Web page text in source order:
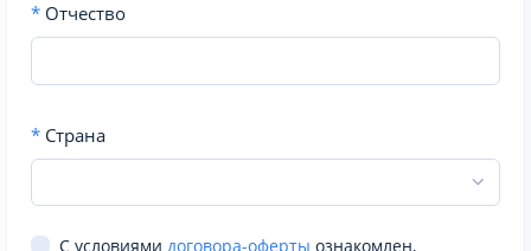
* Отчество
* Страна
С условиями договора-оферты ознакомлен,